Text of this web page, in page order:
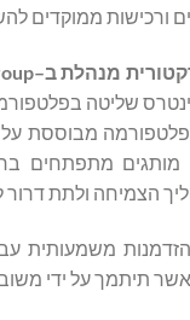
מנהלתב–
שליטה
מבוססת על
הצמיחה ולתת דרור
תיתמך על ידי משוב